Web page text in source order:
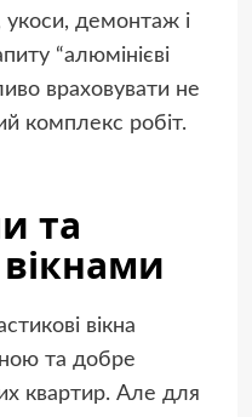
укоси, демонтаж і
“алюмінієві
враховувати не
комплекс робіт.
та
вікна
та добре
квартир. Але для